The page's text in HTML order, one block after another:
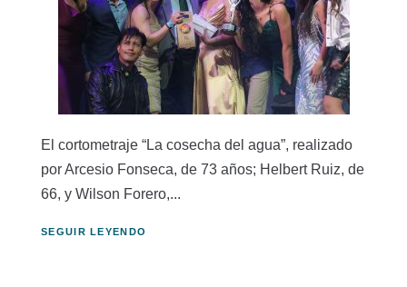
El cortometraje “La cosecha del agua”, realizado
por Arcesio Fonseca, de 73 años; Helbert Ruiz, de
66, y Wilson Forero,...
SEGUIR LEYENDO